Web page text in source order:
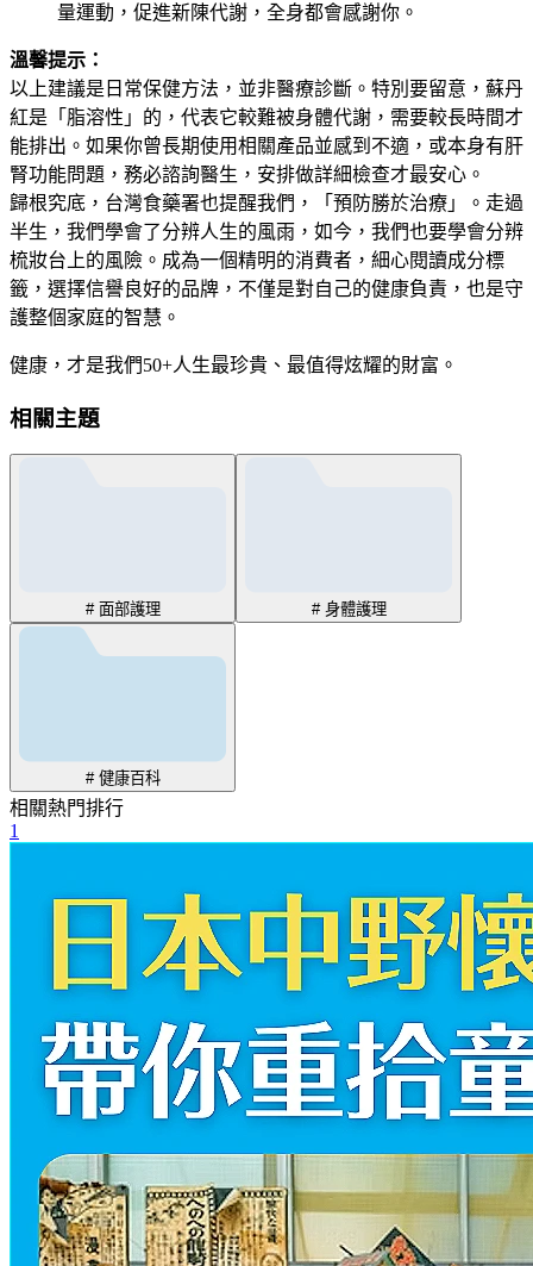
量運動，促進新陳代謝，全身都會感謝你。
溫馨提示：
以上建議是日常保健方法，並非醫療診斷。特別要留意，蘇丹
紅是「脂溶性」的，代表它較難被身體代謝，需要較長時間才
能排出。如果你曾長期使用相關產品並感到不適，或本身有肝
腎功能問題，務必諮詢醫生，安排做詳細檢查才最安心。
歸根究底，台灣食藥署也提醒我們，「預防勝於治療」。走過
半生，我們學會了分辨人生的風雨，如今，我們也要學會分辨
梳妝台上的風險。成為一個精明的消費者，細心閱讀成分標
籤，選擇信譽良好的品牌，不僅是對自己的健康負責，也是守
護整個家庭的智慧。
健康，才是我們50+人生最珍貴、最值得炫耀的財富。
相關主題
# 面部護理 # 身體護理
# 健康百科
相關熱門排行
1